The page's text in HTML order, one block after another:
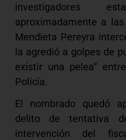
investigadores
aproximadamente a
Mendieta Pereyra
la agredió a golpes de
existir una pelea”
Policía.
El nombrado quedó
delito de tentativa
intervención del